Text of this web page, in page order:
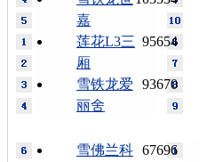
嘉
95654
莲花L3三
厢
93670
雪铁龙爱
丽舍
67696
雪佛兰科